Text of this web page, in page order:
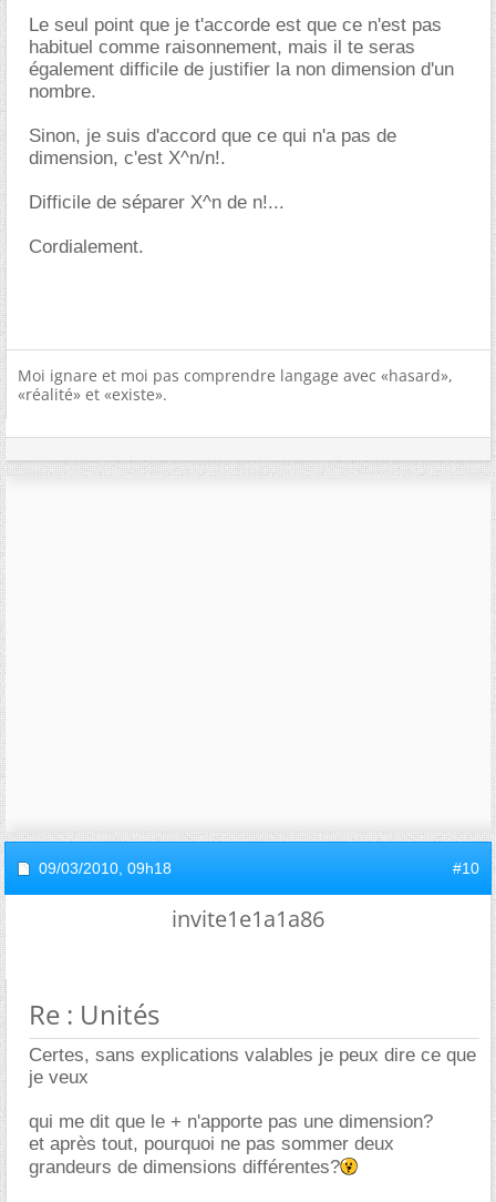
Le seul point que je t'accorde est que ce n'est pas
habituel comme raisonnement, mais il te seras
également difficile de justifier la non dimension d'un
nombre.
Sinon, je suis d'accord que ce qui n'a pas de
dimension, c'est X^n/n!.
Difficile de séparer X^n de n!...
Cordialement.
Moi ignare et moi pas comprendre langage avec «hasard»,
«réalité» et «existe».
09/03/2010, 09h18 #10
invite1e1a1a86
Re : Unités
Certes, sans explications valables je peux dire ce que
je veux
qui me dit que le + n'apporte pas une dimension?
et après tout, pourquoi ne pas sommer deux
grandeurs de dimensions différentes?